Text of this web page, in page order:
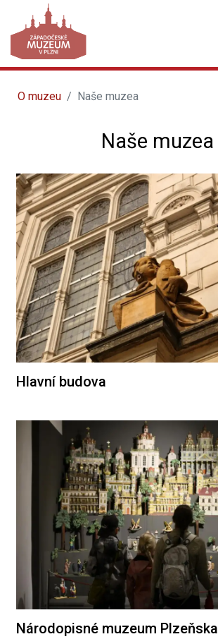
O muzeu Naše muzea
Naše muzea
Hlavní budova
Národopisné muzeum Plzeňska